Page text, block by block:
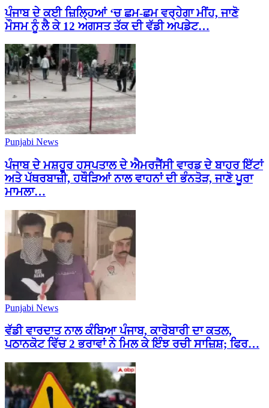
ਪੰਜਾਬ ਦੇ ਕਈ ਜ਼ਿਲ੍ਹਿਆਂ ‘ਚ ਛਮ-ਛਮ ਵਰ੍ਹੇਗਾ ਮੀਂਹ, ਜਾਣੋ
ਮੌਸਮ ਨੂੰ ਲੈ ਕੇ 12 ਅਗਸਤ ਤੱਕ ਦੀ ਵੱਡੀ ਅਪਡੇਟ…
Punjabi News
ਪੰਜਾਬ ਦੇ ਮਸ਼ਹੂਰ ਹਸਪਤਾਲ ਦੇ ਐਮਰਜੈਂਸੀ ਵਾਰਡ ਦੇ ਬਾਹਰ ਇੱਟਾਂ
ਅਤੇ ਪੱਥਰਬਾਜ਼ੀ, ਹਥੌੜਿਆਂ ਨਾਲ ਵਾਹਨਾਂ ਦੀ ਭੰਨਤੋੜ, ਜਾਣੋ ਪੂਰਾ
ਮਾਮਲਾ…
Punjabi News
ਵੱਡੀ ਵਾਰਦਾਤ ਨਾਲ ਕੰਬਿਆ ਪੰਜਾਬ, ਕਾਰੋਬਾਰੀ ਦਾ ਕਤਲ,
ਪਠਾਨਕੋਟ ਵਿੱਚ 2 ਭਰਾਵਾਂ ਨੇ ਮਿਲ ਕੇ ਇੰਝ ਰਚੀ ਸਾਜ਼ਿਸ਼; ਫਿਰ…